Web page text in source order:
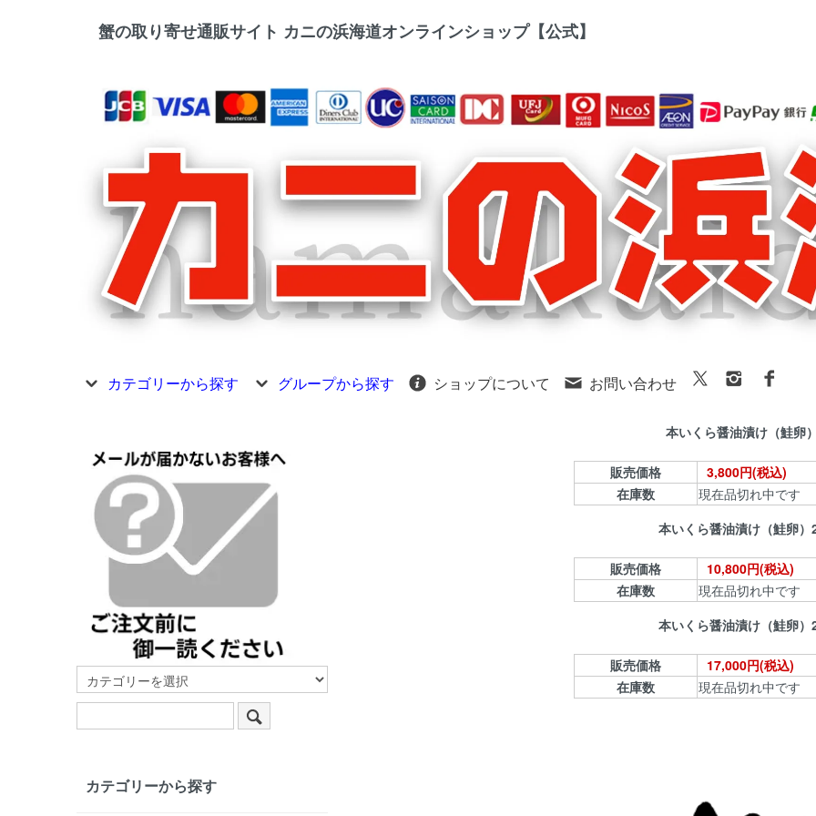
蟹の取り寄せ通販サイト カニの浜海道オンラインショップ【公式】
カテゴリーから探す グループから探す ショップについて お問い合わせ
本いくら醤油漬け（鮭卵
販売価格
3,800円(税込)
在庫数
現在品切れ中です
本いくら醤油漬け（鮭卵
販売価格
10,800円(税込)
在庫数
現在品切れ中です
本いくら醤油漬け（鮭卵
販売価格
17,000円(税込)
在庫数
現在品切れ中です
カテゴリーから探す